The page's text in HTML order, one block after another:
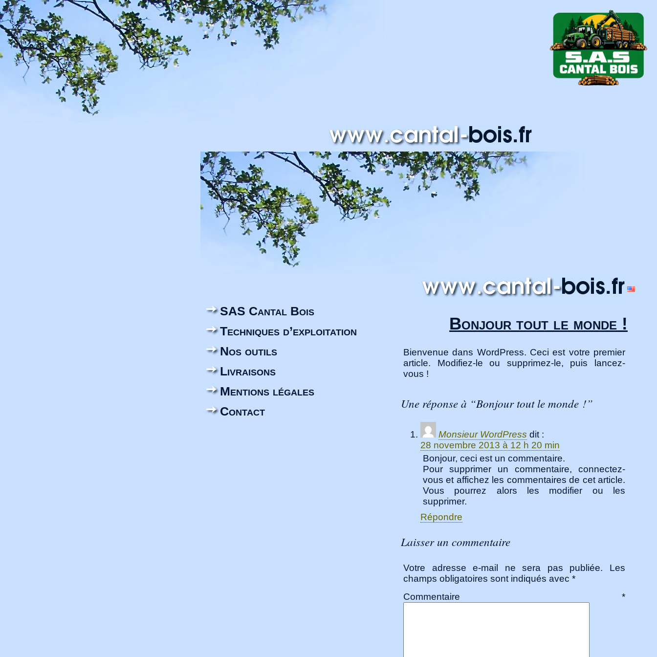
Bonjour tout le monde !
Bienvenue dans WordPress. Ceci est votre premier
article. Modifiez-le ou supprimez-le, puis lancez-
vous !
Une réponse à “Bonjour tout le monde !”
Monsieur WordPress dit :
28 novembre 2013 à 12 h 20 min
Bonjour, ceci est un commentaire.
Pour supprimer un commentaire, connectez-
vous et affichez les commentaires de cet article.
Vous pourrez alors les modifier ou les
supprimer.
Répondre
Laisser un commentaire
Votre adresse e-mail ne sera pas publiée.
Les
champs obligatoires sont indiqués avec *
Commentaire *
SAS Cantal Bois
Techniques d’exploitation
Nos outils
Livraisons
Mentions légales
Contact